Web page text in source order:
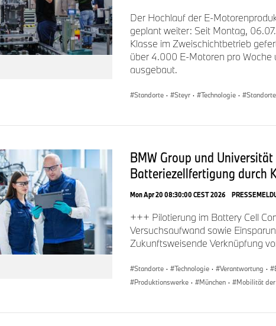
Der Hochlauf der E-
geplant weiter: Seit Montag,
Klasse im Zweischichtbetrieb
über 4.000 E-Motoren pro
ausgebaut.
Standorte · Steyr · Technologie · Standorte
BMW Group und
Batteriezellfertigung durch
Mon Apr 20 08:30:00 CEST 2026
+++ Pilotierung im Battery Cell
Versuchsaufwand sowie
Zukunftsweisende Verknüpfung
Standorte · Technologie · Verantwortung ·
Produktionswerke · München · Mobilität